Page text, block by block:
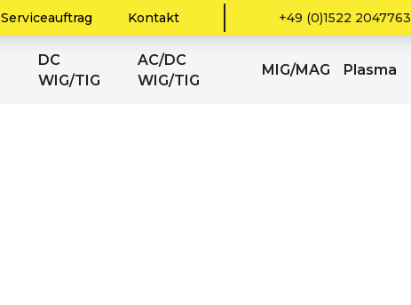
Serviceauftrag Kontakt +49 (0)1522 2047763
DC
WIG/TIG
AC/DC
WIG/TIG
MIG/MAG Plasma